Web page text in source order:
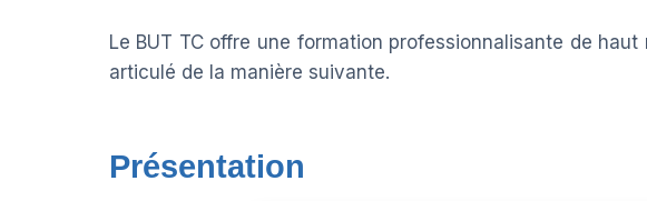
Le BUT TC offre une formation professionnalisante de
articulé de la manière suivante.
Présentation